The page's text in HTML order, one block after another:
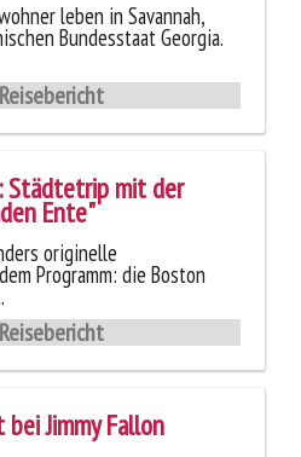
leben in Savannah,
Bundesstaat Georgia.
Städtetrip mit der
Ente"
originelle
Programm: die Boston
bei Jimmy Fallon